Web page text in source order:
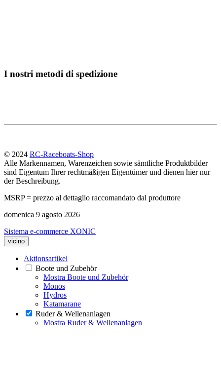
I nostri metodi di spedizione
© 2024 RC-Raceboats-Shop
Alle Markennamen, Warenzeichen sowie sämtliche Produktbilder
sind Eigentum Ihrer rechtmäßigen Eigentümer und dienen hier nur
der Beschreibung.
MSRP = prezzo al dettaglio raccomandato dal produttore
domenica 9 agosto 2026
Sistema e-commerce XONIC
vicino
Aktionsartikel
Boote und Zubehör
Mostra Boote und Zubehör
Monos
Hydros
Katamarane
Ruder & Wellenanlagen
Mostra Ruder & Wellenanlagen